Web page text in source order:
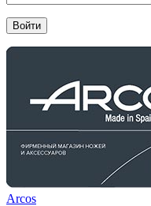
Войти
Arcos